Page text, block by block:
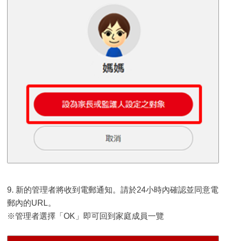
9. 新的管理者將收到電郵通知。請於24小時內確認並同意電
郵內的URL。
※管理者選擇「OK」即可回到家庭成員一覽